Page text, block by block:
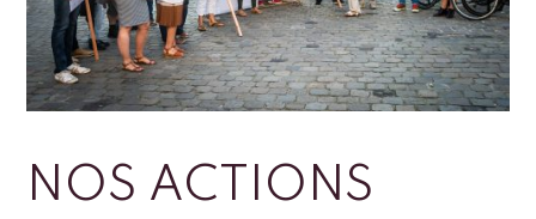
NOS ACTIONS